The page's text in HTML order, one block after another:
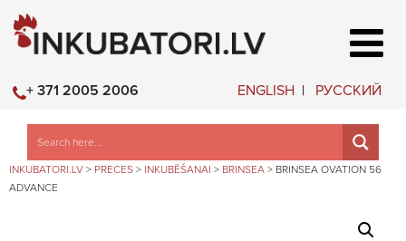
ENGLISH РУССКИЙ
+ 371 2005 2006
INKUBATORI.LV > PRECES > INKUBĒŠANAI > BRINSEA > BRINSEA OVATION 56
ADVANCE